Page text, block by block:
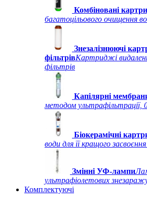
Комбіновані
багатоцільового очищення
Знезалізнюючі
фільтрівКартриджі
фільтрів
Капілярні
методом ультрафільтрації,
Біокерамічні
води для її кращого
Змінні УФ-лампи
ультрафіолетових
Комплектуючі